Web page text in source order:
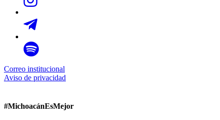
Correo institucional
Aviso de privacidad
#MichoacánEsMejor